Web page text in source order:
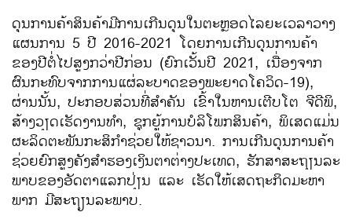
ດຸນ​ການ​ຄ້າ​ສິນຄ້າ​ມີ​ການ​ເກີນ​ດຸນ​ໃນ​ຕະຫຼອດ​ໄລຍະ​ເວລາ​ວາງ
ແຜນການ 5 ປີ 2016-2021 ​ໂດຍ​ການ​ເກີນ​ດຸນການ​ຄ້າ
ຂອງປີຕໍ່ໄປສູງກວ່າປີກ່ອນ (ຍົກເວັ້ນປີ 2021, ​ເນື່ອງ​ຈາກ​
ຜົນ​ກະທົບ​ຈາກການ​ແຜ່​ລະບາດ​ຂອງພະຍາດ​ໂຄ​ວິດ-19),
ຜ່ານ​ນັ້ນ, ປະກອບສ່ວນ​ທີ່ສຳຄັນ ​ເຂົ້າ​ໃນ​ຫານ​ເຕີບ​ໂຕ ຈີ​ດີ​ພິ,
ສ້າງ​ວຽດ​ເຮັດ​ງານ​ທຳ, ຊຸກຍູ້​ການ​ບໍລິ​ໂພ​ກສິນຄ້າ, ພິ​ເສດ​ແມ່ນ
​ຜະລິດ​ຕະພັນ​ກະສິກຳຊ່ວຍ​ໃຫ້​ຊາວນາ. ການ​ເກີນ​ດຸນ​ການ​ຄ້າ​
ຊ່ວຍ​ຍົກ​ສູງ​ຄັງ​ສຳຮອງ​ເງິນຕາ​ຕ່າງປະ​ເທດ, ຮັກສາ​ສະຖຽນ​ລະ​
ພາບ​ຂອງ​ອັດຕາ​ແລກປ່ຽນ ​ແລະ ​ເຮັດ​ໃຫ້​ເສດຖະກິດ​ມະຫາ​
ພາກ ມີ​ສະຖຽນ​ລະ​ພາບ.